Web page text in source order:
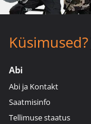
Küsimused?
Abi
Abi ja Kontakt
Saatmisinfo
Tellimuse staatus